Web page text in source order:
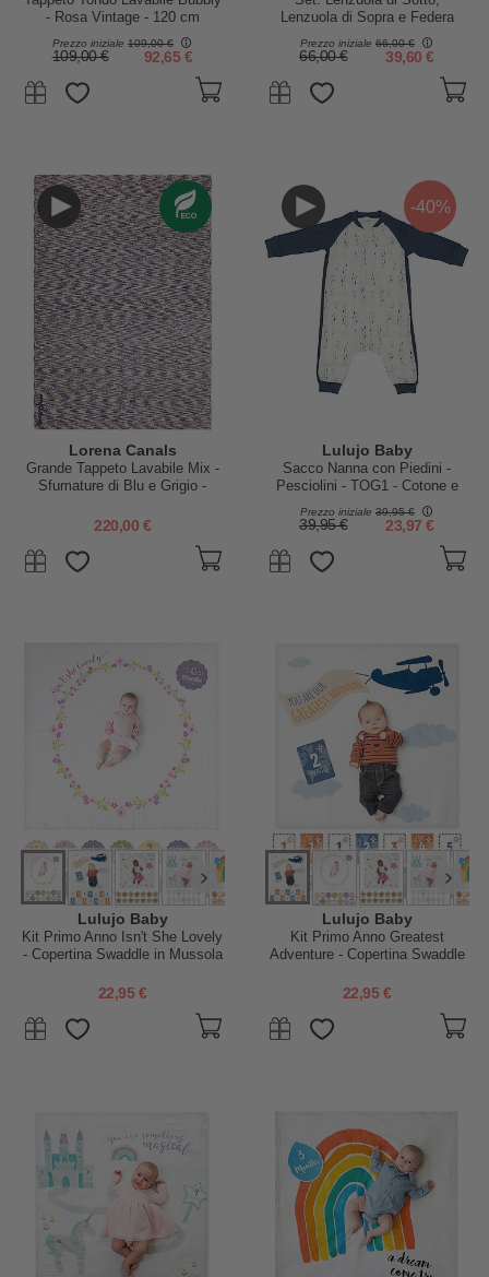
- Rosa Vintage - 120 cm
Prezzo iniziale 109,00 €
109,00 € 92,65 €
Lenzuola di Sopra e Federa
Cuscino per Culla You&Me,
Prezzo iniziale 66,00 €
66,00 € 39,60 €
Lorena Canals
Grande Tappeto Lavabile Mix -
Sfumature di Blu e Grigio -
220,00 €
-40%
Lulujo Baby
Sacco Nanna con Piedini -
Pesciolini - TOG1 - Cotone e
Viscosa di Bambù
Prezzo iniziale 39,95 €
39,95 € 23,97 €
Lulujo Baby
Kit Primo Anno Isn't She Lovely
- Copertina Swaddle in Mussola
bebé più social!
22,95 €
Lulujo Baby
Kit Primo Anno Greatest
Adventure - Copertina Swaddle
Cards - Per i bebé più social!
22,95 €